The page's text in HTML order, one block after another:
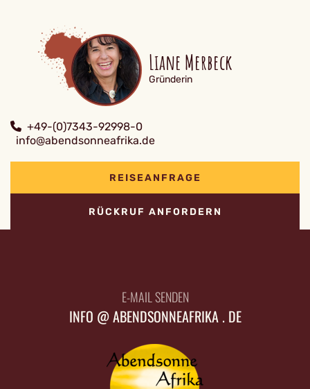
Liane Merbeck
Gründerin
+49-(0)7343-92998-0
info@abendsonneafrika.de
REISEANFRAGE
RÜCKRUF ANFORDERN
E-MAIL SENDEN
INFO @ ABENDSONNEAFRIKA . DE